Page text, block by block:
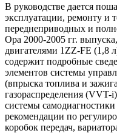
В руководстве дается
эксплуатации, ремонту и
переднеприводных и
Ора 2000-2005 гг.
двигателями 1ZZ-FE (1,8
содержит подробные
элементов системы
(впрыска топлива и
газораспределения
системы
рекомендации по
коробок передач,